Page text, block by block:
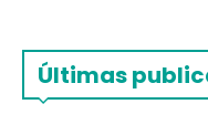
Últimas